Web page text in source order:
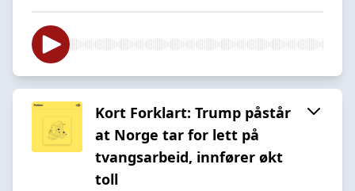
Kort Forklart: Trump påstår
at Norge tar for lett på
tvangsarbeid, innfører økt
toll